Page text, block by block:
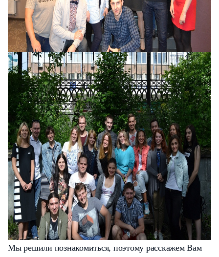
Мы решили познакомиться, поэтому расскажем Вам